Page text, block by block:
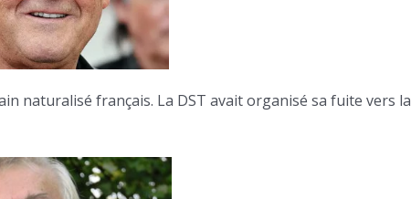
naturalisé français. La DST avait organisé sa fuite vers la